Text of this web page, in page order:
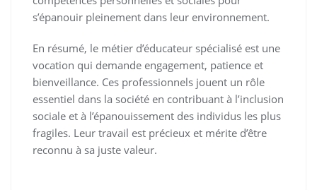
s’épanouir pleinement dans leur environnement.
En résumé, le métier d’éducateur spécialisé est une
vocation qui demande engagement, patience et
bienveillance. Ces professionnels jouent un rôle
essentiel dans la société en contribuant à l’inclusion
sociale et à l’épanouissement des individus les plus
fragiles. Leur travail est précieux et mérite d’être
reconnu à sa juste valeur.